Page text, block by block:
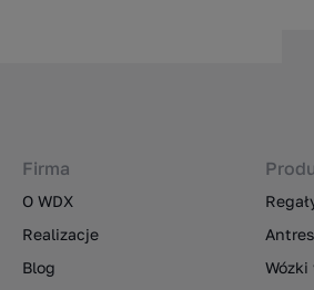
Firma
O WDX
Realizacje
Blog
Wózki